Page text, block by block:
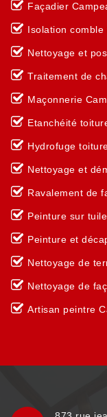
Façadier
Isolation
Nettoyage et
Traitement de
Maçonnerie
Etanchéité
Hydrofuge
Nettoyage et
Ravalement de
Peinture sur
Peinture et
Nettoyage de
Nettoyage de
Artisan peintre